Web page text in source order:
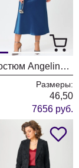
Костюм Angelina & Company 1209
Размеры:
46,50
7656 руб.